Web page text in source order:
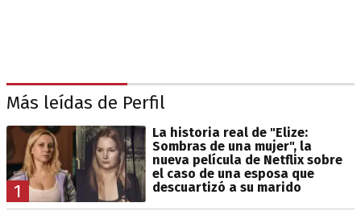
Más leídas de Perfil
1
La historia real de "Elize:
Sombras de una mujer", la
nueva película de Netflix sobre
el caso de una esposa que
descuartizó a su marido